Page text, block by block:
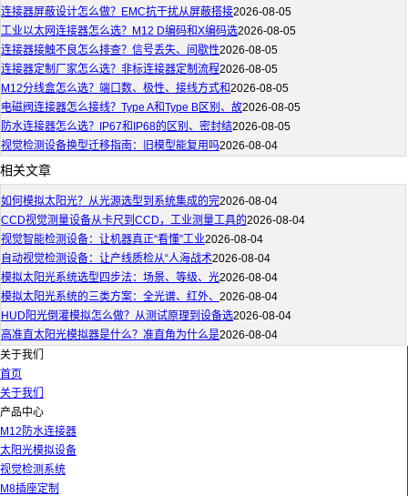
连接器屏蔽设计怎么做？EMC抗干扰从屏蔽搭接2026-08-05
工业以太网连接器怎么选？M12 D编码和X编码选2026-08-05
连接器接触不良怎么排查？信号丢失、间歇性2026-08-05
连接器定制厂家怎么选？非标连接器定制流程2026-08-05
M12分线盒怎么选？端口数、极性、接线方式和2026-08-05
电磁阀连接器怎么接线？Type A和Type B区别、故2026-08-05
防水连接器怎么选？IP67和IP68的区别、密封结2026-08-05
视觉检测设备换型迁移指南：旧模型能复用吗2026-08-04
相关文章
如何模拟太阳光？从光源选型到系统集成的完2026-08-04
CCD视觉测量设备从卡尺到CCD，工业测量工具的2026-08-04
视觉智能检测设备：让机器真正“看懂”工业2026-08-04
自动视觉检测设备：让产线质检从“人海战术2026-08-04
模拟太阳光系统选型四步法：场景、等级、光2026-08-04
模拟太阳光系统的三类方案：全光谱、红外、 2026-08-04
HUD阳光倒灌模拟怎么做？从测试原理到设备选2026-08-04
高准直太阳光模拟器是什么？准直角为什么是2026-08-04
关于我们
首页
关于我们
产品中心
M12防水连接器
太阳光模拟设备
视觉检测系统
M8插座定制